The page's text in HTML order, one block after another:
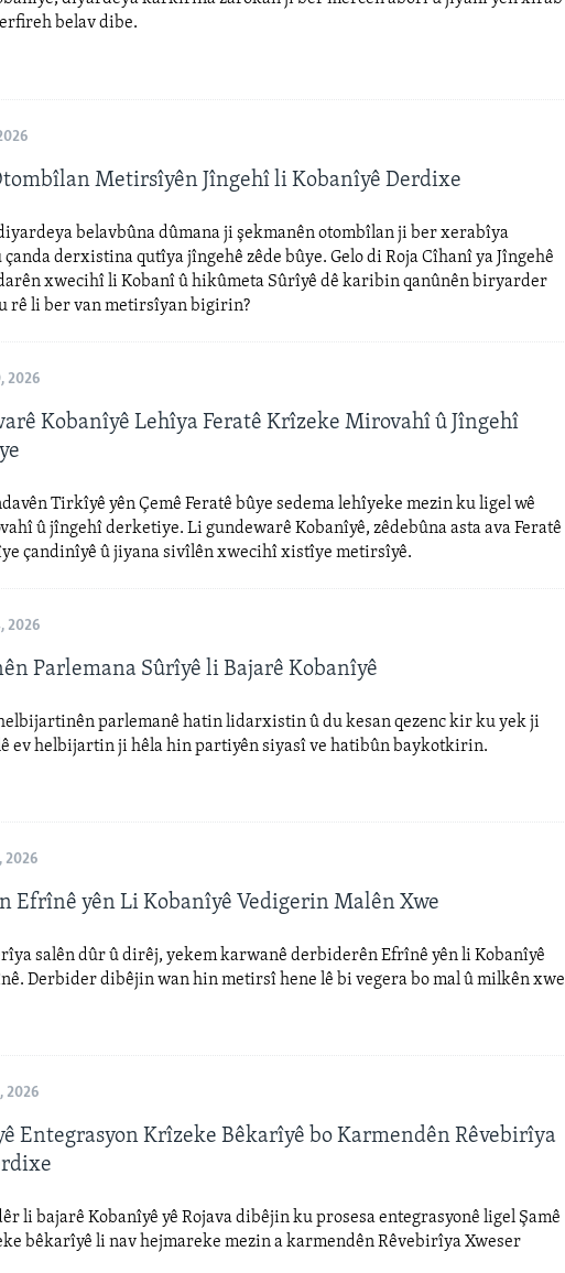
belav dibe.
Metirsîyên Jîngehî li Kobanîyê Derdixe
belavbûna dûmana ji şekmanên otombîlan ji ber xerabîya
çanda derxistina qutîya jîngehê zêde bûye. Gelo di Roja Cîhanî ya Jîngehê
xwecihî li Kobanî û hikûmeta Sûrîyê dê karibin qanûnên biryarder
rê li ber van metirsîyan bigirin?
2026
Kobanîyê Lehîya Feratê Krîzeke Mirovahî û Jîngehî
Tirkîyê yên Çemê Feratê bûye sedema lehîyeke mezin ku ligel wê
û jîngehî derketiye. Li gundewarê Kobanîyê, zêdebûna asta ava Feratê
çandinîyê û jiyana sivîlên xwecihî xistîye metirsîyê.
2026
Parlemana Sûrîyê li Bajarê Kobanîyê
parlemanê hatin lidarxistin û du kesan qezenc kir ku yek ji
ev helbijartin ji hêla hin partiyên siyasî ve hatibûn baykotkirin.
2026
Efrînê yên Li Kobanîyê Vedigerin Malên Xwe
salên dûr û dirêj, yekem karwanê derbiderên Efrînê yên li Kobanîyê
Derbider dibêjin wan hin metirsî hene lê bi vegera bo mal û milkên xwe
2026
Entegrasyon Krîzeke Bêkarîyê bo Karmendên Rêvebirîya
li bajarê Kobanîyê yê Rojava dibêjin ku prosesa entegrasyonê ligel Şamê
bêkarîyê li nav hejmareke mezin a karmendên Rêvebirîya Xweser